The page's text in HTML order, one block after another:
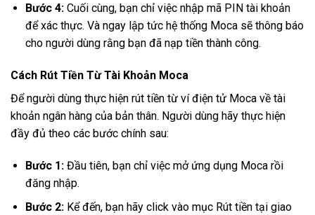
Bước 4:Cuối cùng, bạn chỉ việc nhập mã PIN tài khoản
để xác thực. Và ngay lập tức hệ thống Moca sẽ thông báo
cho người dùng rằng bạn đã nạp tiền thành công.
Cách Rút Tiền Từ Tài Khoản Moca
Để người dùng thực hiện rút tiền từ ví điện tử Moca về tài
khoản ngân hàng của bản thân. Người dùng hãy thực hiện
đầy đủ theo các bước chính sau:
Bước 1:Đầu tiên, bạn chỉ việc mở ứng dụng Moca rồi
đăng nhập.
Bước 2:Kể đến, bạn hãy click vào mục Rút tiền tại giao